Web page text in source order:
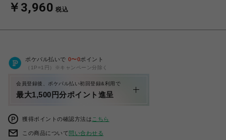
￥3,960 税込
ポケパル払いで 0〜0ポイント
（1P=1円）※キャンペーン分除く
会員登録後、ポケパル払い初回登録&利用で
最大1,500円分ポイント進呈
獲得ポイントの確認方法は こちら
この商品について問い合わせる